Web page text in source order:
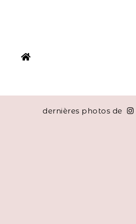
dernières photos de